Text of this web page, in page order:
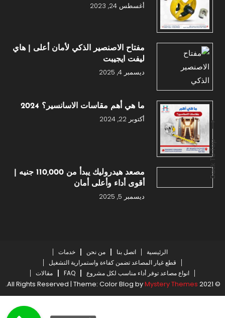
أغسطس 24, 2023
مفتاح الاصنصير الذكي لأمان أعلى | هاي
ليفت ايجيبت
ديسمبر 4, 2025
ما هي أهم مقاسات الاسانسير؟ 2024
أكتوبر 22, 2024
مصعد هيدروليك يبدأ من 110,000 جنيه |
أقوى أداء وأعلى أمان
ديسمبر 5, 2025
الرئيسية اتصل بنا من نحن
خدمات
قطع غيار المصاعد تضمن كفاءة واستمرارية التشغيل
انواع مصاعد توفر أداء مناسب لكل مشروع
FAQ مقالات
© 2021 All Rights Reserved
|Theme: Color Blog byMystery Themes
.
Back To Top